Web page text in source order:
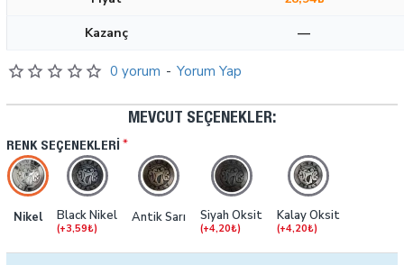
0 yorum - Yorum Yap
MEVCUT SEÇENEKLER:
RENK SEÇENEKLERI
Nikel Black Nikel
(+3,59₺)
Antik Sarı Siyah Oksit
(+4,20₺)
Kalay Oksit
(+4,20₺)
Kazanç
—